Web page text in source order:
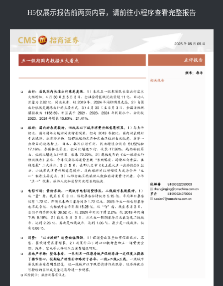
H5仅展示报告前两页内容，请前往小程序查看完整报告